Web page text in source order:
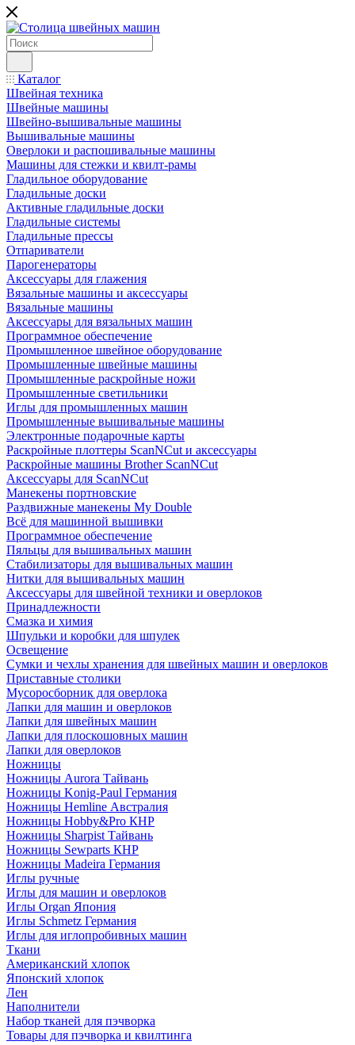
Каталог
Швейная техника
Швейные машины
Швейно-вышивальные машины
Вышивальные машины
Оверлоки и распошивальные машины
Машины для стежки и квилт-рамы
Гладильное оборудование
Гладильные доски
Активные гладильные доски
Гладильные системы
Гладильные прессы
Отпариватели
Парогенераторы
Аксессуары для глажения
Вязальные машины и аксессуары
Вязальные машины
Аксессуары для вязальных машин
Программное обеспечение
Промышленное швейное оборудование
Промышленные швейные машины
Промышленные раскройные ножи
Промышленные светильники
Иглы для промышленных машин
Промышленные вышивальные машины
Электронные подарочные карты
Раскройные плоттеры ScanNCut и аксессуары
Раскройные машины Brother ScanNCut
Аксессуары для ScanNCut
Манекены портновские
Раздвижные манекены My Double
Всё для машинной вышивки
Программное обеспечение
Пяльцы для вышивальных машин
Стабилизаторы для вышивальных машин
Нитки для вышивальных машин
Аксессуары для швейной техники и оверлоков
Принадлежности
Смазка и химия
Шпульки и коробки для шпулек
Освещение
Сумки и чехлы хранения для швейных машин и оверлоков
Приставные столики
Мусоросборник для оверлока
Лапки для машин и оверлоков
Лапки для швейных машин
Лапки для плоскошовных машин
Лапки для оверлоков
Ножницы
Ножницы Aurora Тайвань
Ножницы Konig-Paul Германия
Ножницы Hemline Австралия
Ножницы Hobby&Pro КНР
Ножницы Sharpist Тайвань
Ножницы Sewparts КНР
Ножницы Madeira Германия
Иглы ручные
Иглы для машин и оверлоков
Иглы Organ Япония
Иглы Schmetz Германия
Иглы для иглопробивных машин
Ткани
Американский хлопок
Японский хлопок
Лен
Наполнители
Набор тканей для пэчворка
Товары для пэчворка и квилтинга